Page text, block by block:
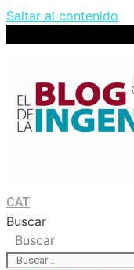
Saltar al contenido
CAT
Buscar
Buscar